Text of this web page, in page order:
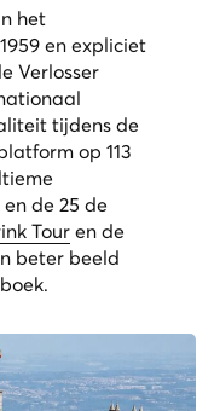
het
en expliciet
Verlosser
tijdens de
op 113
de 25 de
Tour en de
beter beeld